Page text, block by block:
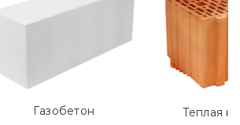
Газобетон Теплая